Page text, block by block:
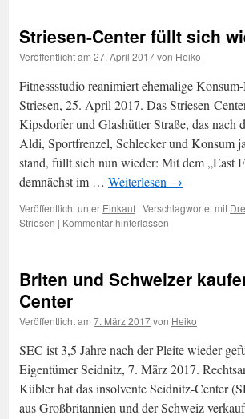
Striesen-Center füllt sich
Veröffentlicht am 27. April 2017von Heiko
Fitnessstudio reanimiert ehemalige
Striesen, 25. April 2017. Das Striesen-
Kipsdorfer und Glashütter Straße, das nach
Aldi, Sportfrenzel, Schlecker und Konsum
stand, füllt sich nun wieder: Mit dem „East
demnächst im … Weiterlesen →
Veröffentlicht unter Einkauf | Verschlagwortet mit
Striesen | Kommentar hinterlassen
Briten und Schweizer
Center
Veröffentlicht am 7. März 2017von Heiko
SEC ist 3,5 Jahre nach der Pleite wieder
Eigentümer Seidnitz, 7. März 2017.
Kübler hat das insolvente Seidnitz-Center
aus Großbritannien und der Schweiz